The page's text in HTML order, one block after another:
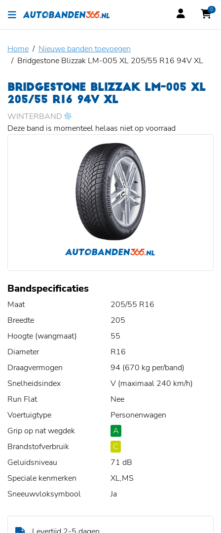
0
Home
Nieuwe banden toevoegen
Bridgestone Blizzak LM-005 XL 205/55 R16 94V XL
BRIDGESTONE BLIZZAK LM-005 XL
205/55 R16 94V XL
WINTERBAND
Deze band is momenteel helaas niet op voorraad
Bandspecificaties
Maat
205/55 R16
Breedte
205
Hoogte (wangmaat)
55
Diameter
R16
Draagvermogen
94 (670 kg per/band)
Snelheidsindex
V (maximaal 240 km/h)
Run Flat
Nee
Voertuigtype
Personenwagen
Grip op nat wegdek
A
Brandstofverbruik
C
Geluidsniveau
71 dB
Speciale kenmerken
XL,MS
Sneeuwvloksymbool
Ja